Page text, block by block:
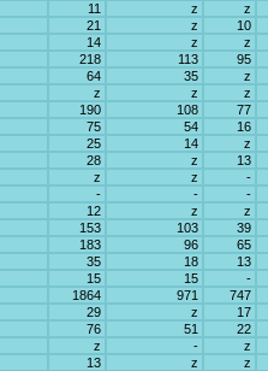
11 z
z
21 z
10
14 z
z
218 113
95
64 35
z
z z
z
190 108
77
75 54
16
25 14
z
28 z
13
z z
-
- -
-
12 z
z
153 103
39
183 96
65
35 18
13
15 15
-
1864 971
747
29 z
17
76 51
22
z -
z
13 z
z